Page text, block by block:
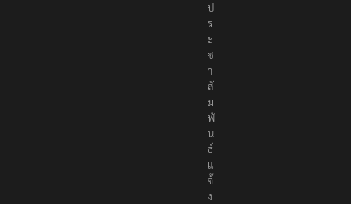
ป
ร
ะ
ช
า
สั
ม
พั
น
ธ์
แ
จ้
ง